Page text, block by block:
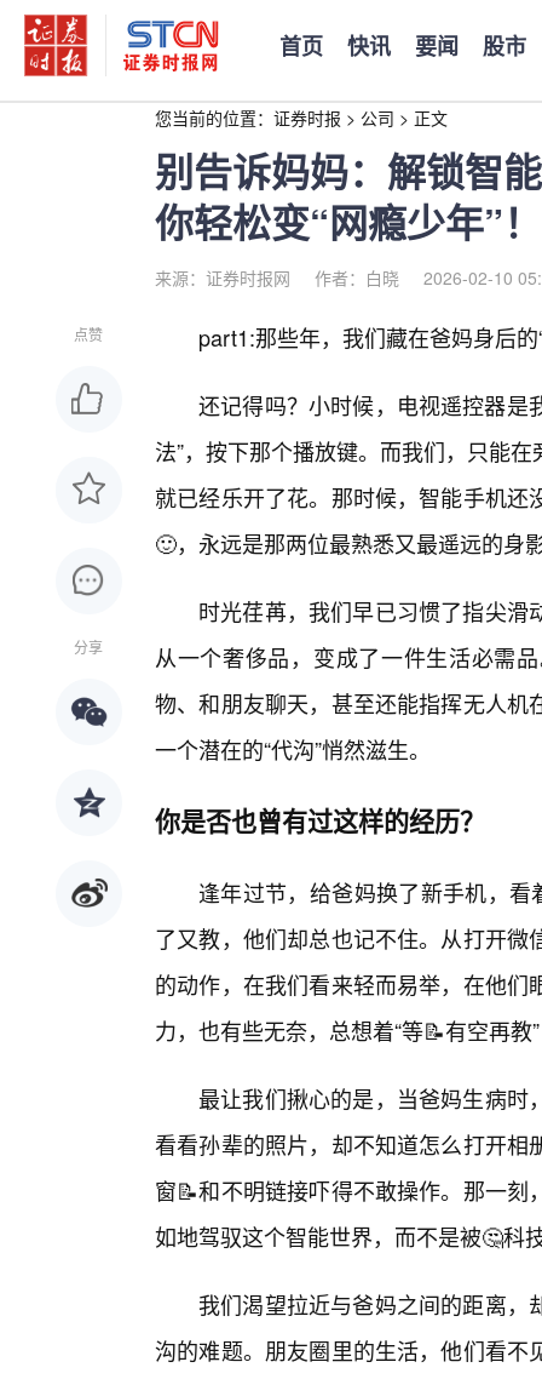
首页 快讯 要闻 股市
您当前的位置： 证券时报 > 公司 > 正文
别告诉妈妈：解锁智
你轻松变“网瘾少年”！
来源：证券时报网 作者：白晓 2026-02-10
点赞
分享
part1:那些年，我们藏在爸妈身后的
还记得吗？小时候，电视遥控器是
法”，按下那个播放键。而我们，只能
就已经乐开了花。那时候，智能手机
🙂，永远是那两位最熟悉又最遥远的身
时光荏苒，我们早已习惯了指尖
从一个奢侈品，变成了一件生活必需
物、和朋友聊天，甚至还能指挥无人
一个潜在的“代沟”悄然滋生。
你是否也曾有过这样的经历？
逢年过节，给爸妈换了新手机，看
了又教，他们却总也记不住。从打开
的动作，在我们看来轻而易举，在他
力，也有些无奈，总想着“等📝有空再
最让我们揪心的是，当爸妈生病时
看看孙辈的照片，却不知道怎么打开
窗📝和不明链接吓得不敢操作。那一
如地驾驭这个智能世界，而不是被🤔科
我们渴望拉近与爸妈之间的距离
沟的难题。朋友圈里的生活，他们看